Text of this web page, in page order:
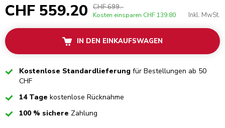
CHF 559.20 CHF 699.-
Kosten einsparen CHF 139.80 Inkl. MwSt.
IN DEN EINKAUFSWAGEN
CheckedKostenlose Standardlieferung für Bestellungen ab 50
CHF
Checked14 Tage kostenlose Rücknahme
Checked100 % sichere Zahlung